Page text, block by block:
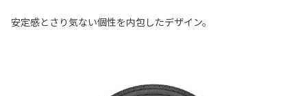
安定感とさり気ない個性を内包したデザイン。